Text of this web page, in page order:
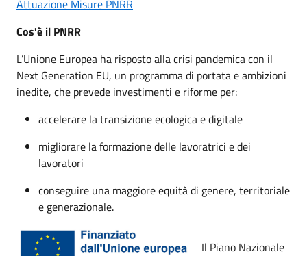
Attuazione Misure PNRR
Cos'è il PNRR
L’Unione Europea ha risposto alla crisi pandemica con il
Next Generation EU, un programma di portata e ambizioni
inedite, che prevede investimenti e riforme per:
accelerare la transizione ecologica e digitale
migliorare la formazione delle lavoratrici e dei
lavoratori
conseguire una maggiore equità di genere, territoriale
e generazionale.
Il Piano Nazionale